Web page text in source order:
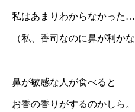
私はあまりわからなかった…
（私、香司なのに鼻が利か
鼻が敏感な人が食べると
お香の香りがするのかしら。